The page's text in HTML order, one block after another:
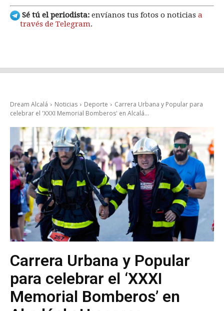
Sé tú el periodista: envíanos tus fotos o noticias a
través de Telegram.